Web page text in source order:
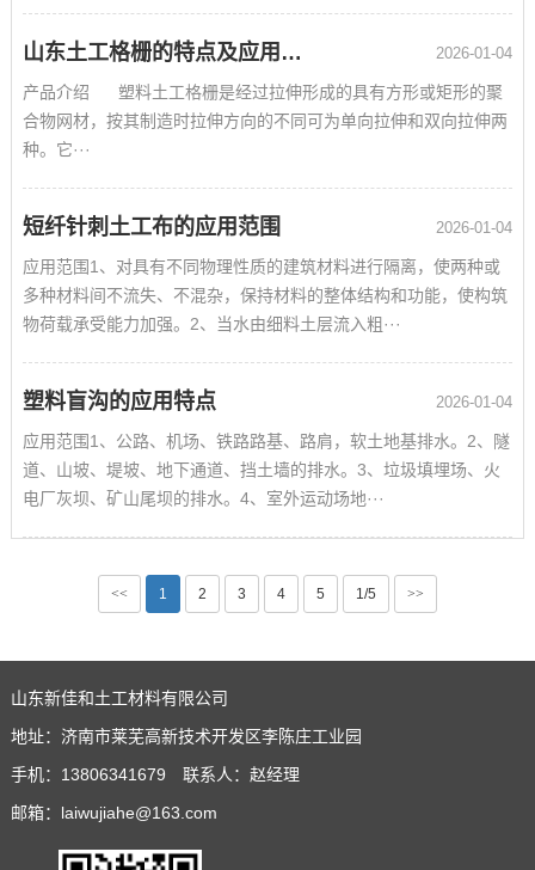
山东土工格栅的特点及应用范围 2026-01-04
产品介绍 塑料土工格栅是经过拉伸形成的具有方形或矩形的聚
合物网材，按其制造时拉伸方向的不同可为单向拉伸和双向拉伸两
种。它···
短纤针刺土工布的应用范围 2026-01-04
应用范围1、对具有不同物理性质的建筑材料进行隔离，使两种或
多种材料间不流失、不混杂，保持材料的整体结构和功能，使构筑
物荷载承受能力加强。2、当水由细料土层流入粗···
塑料盲沟的应用特点 2026-01-04
应用范围1、公路、机场、铁路路基、路肩，软土地基排水。2、隧
道、山坡、堤坡、地下通道、挡土墙的排水。3、垃圾填埋场、火
电厂灰坝、矿山尾坝的排水。4、室外运动场地···
<< 1 2 3 4 5 1/5 >>
山东新佳和土工材料有限公司
地址：济南市莱芜高新技术开发区李陈庄工业园
手机：13806341679 联系人：赵经理
邮箱：laiwujiahe@163.com